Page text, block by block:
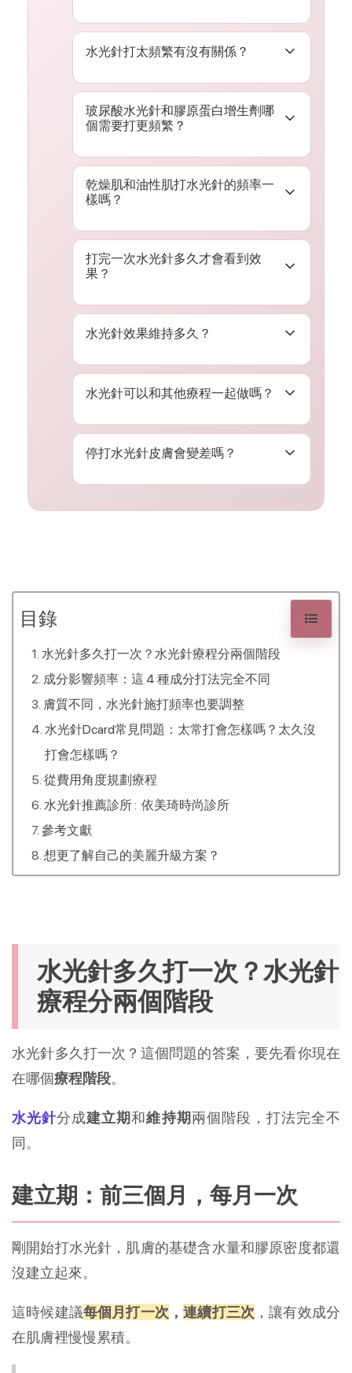
初期療程建議每月 1 次、連打 3
次，幫皮膚建立基礎。完成後視膚
況調整，一般每 1–3 個月補打一次
做維持保養。若使用膠原蛋白增生
劑等進階成分，間隔可拉長到 6
個月以上。
水光針打太頻繁有沒有關係？
不建議間隔少於 4 週。肌膚需要
時間吸收注射成分並完成修復，過
讓肌膚沒有緩衝期，也增加不必要
的費用支出。
玻尿酸水光針和膠原蛋白增生劑哪
個需要打更頻繁？
玻尿酸水光效果約維持 1–3 個月，
需要較頻繁補打。膠原蛋白增生劑
膠原，效果可維持 6–12 個月，不
需要每月打，整體長期費用反而更
乾燥肌和油性肌打水光針的頻率一
樣嗎？
不一樣。乾燥肌或熟齡肌代謝較
快，效果消退也快，初期可考慮每
者，間隔可拉到 2–3 個月。季節
也有影響，冬天乾燥期可適度縮短
間隔。
打完一次水光針多久才會看到效
果？
施打後 3–7 天就能感受到皮膚明
顯水潤、光澤提升。完整效果通常
在 1–2 週後達到最佳狀態。若使用
膠原蛋白增生劑，深層緊緻效果需
水光針效果維持多久？
視成分而定：玻尿酸約 1–3 個月；
微量肉毒約 4–6 個月；膠原蛋白
增生劑約 6–12 個月。做好日常保
濕與防曬，可以延長效果持續時
水光針可以和其他療程一起做嗎？
可以，水光針常與電波、音波、雷
射搭配做複合式療程，效果通常比
單做更全面。但各療程的間隔時間
需要醫師統一評估安排，避免肌膚
停打水光針皮膚會變差嗎？
支持，配合日常保濕保養可以延緩
目錄
水光針多久打一次？水光針療程分兩個階段
成分影響頻率：這 4 種成分打法完全不同
膚質不同，水光針施打頻率也要調整
水光針Dcard常見問題：太常打會怎樣嗎？太久沒
打會怎樣嗎？
從費用角度規劃療程
水光針推薦診所 : 依美琦時尚診所
參考文獻
想更了解自己的美麗升級方案？
水光針多久打一次？水光針
療程分兩個階段
水光針多久打一次？這個問題的答案，要先看你現在
在哪個療程階段。
水光針分成建立期和維持期兩個階段，打法完全不
同。
建立期：前三個月，每月一次
剛開始打水光針，肌膚的基礎含水量和膠原密度都還
沒建立起來。
這時候建議每個月打一次 ，連續打三次 ，讓有效成分
在肌膚裡慢慢累積。